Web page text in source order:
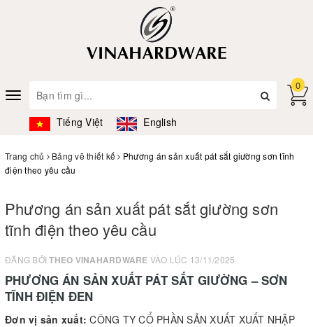
Toggle
navigation
Tiếng Việt English
0
Trang chủ Bảng vẽ thiết kế
Phương án sản xuất pát sắt giường sơn tĩnh
điện theo yêu cầu
Phương án sản xuất pát sắt giường sơn
tĩnh điện theo yêu cầu
ĐĂNG BỞITHEO VINAHARDWARE VÀO LÚC 13/11/2025
PHƯƠNG ÁN SẢN XUẤT PÁT SẮT GIƯỜNG – SƠN
TĨNH ĐIỆN ĐEN
Đơn vị sản xuất: CÔNG TY CỔ PHẦN SẢN XUẤT XUẤT NHẬP